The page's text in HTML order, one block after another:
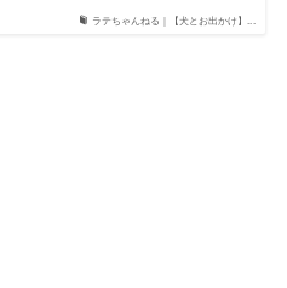
ラテちゃんねる｜【犬とお出かけ】...